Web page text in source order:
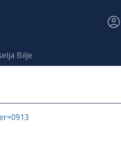
Bilje